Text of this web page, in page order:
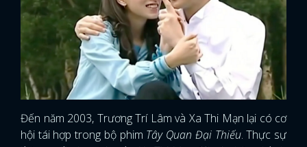
Đến năm 2003, Trương Trí Lâm và Xa Thi Mạn lại có cơ
hội tái hợp trong bộ phim Tây Quan Đại Thiếu. Thực sự